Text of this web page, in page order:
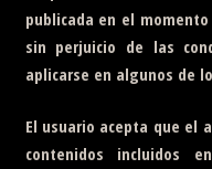
Donde Estamos
Contacto
publicada en el
sin perjuicio de las
aplicarse en algunos de
El usuario acepta que el
contenidos incluidos